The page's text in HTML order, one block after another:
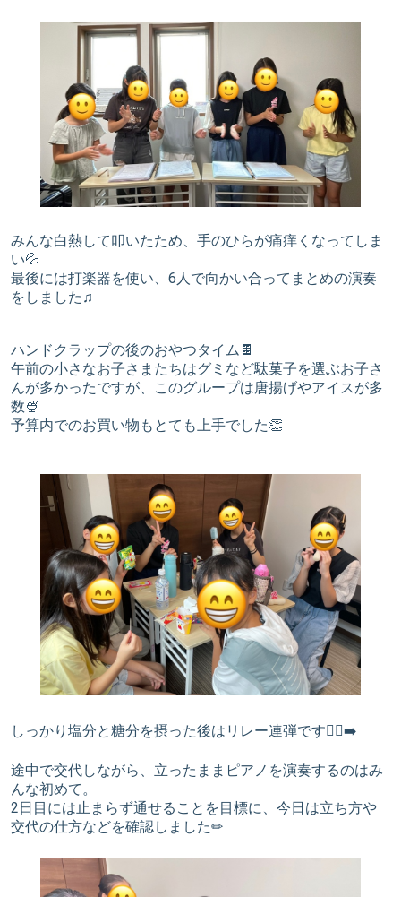
みんな白熱して叩いたため、手のひらが痛痒くなってしま
い💦
最後には打楽器を使い、6人で向かい合ってまとめの演奏
をしました♫
ハンドクラップの後のおやつタイム🍫
午前の小さなお子さまたちはグミなど駄菓子を選ぶお子さ
んが多かったですが、このグループは唐揚げやアイスが多
数🍨
予算内でのお買い物もとても上手でした👏
しっかり塩分と糖分を摂った後はリレー連弾です🏃‍♀️‍➡️
途中で交代しながら、立ったままピアノを演奏するのはみ
んな初めて。
2日目には止まらず通せることを目標に、今日は立ち方や
交代の仕方などを確認しました✏︎